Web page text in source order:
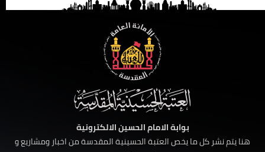
بوابة الامام الحسين الالكترونية
هنا يتم نشر كل ما يخص العتبة الحسينية المقدسة من اخبار ومشاريع و